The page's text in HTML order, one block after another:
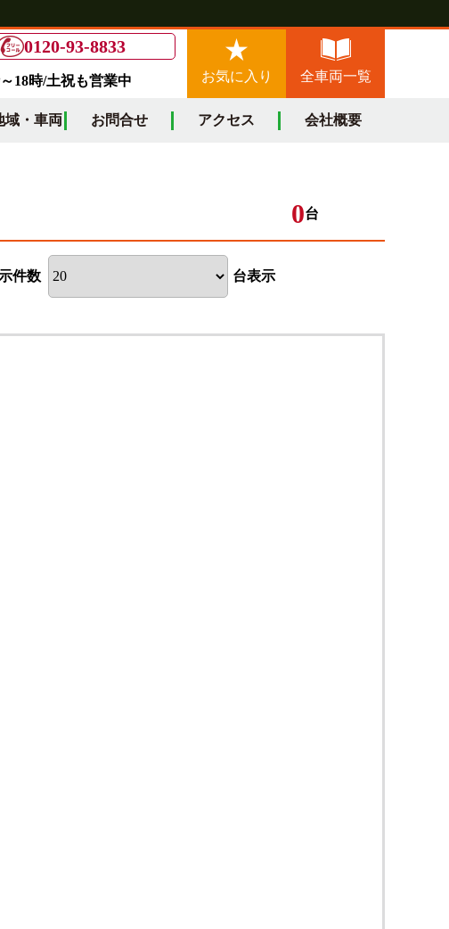
0120-93-8833
18時/土祝も営業中 お気に入り 全車両一覧
域・車両 お問合せ アクセス 会社概要
0台
件数 台表示